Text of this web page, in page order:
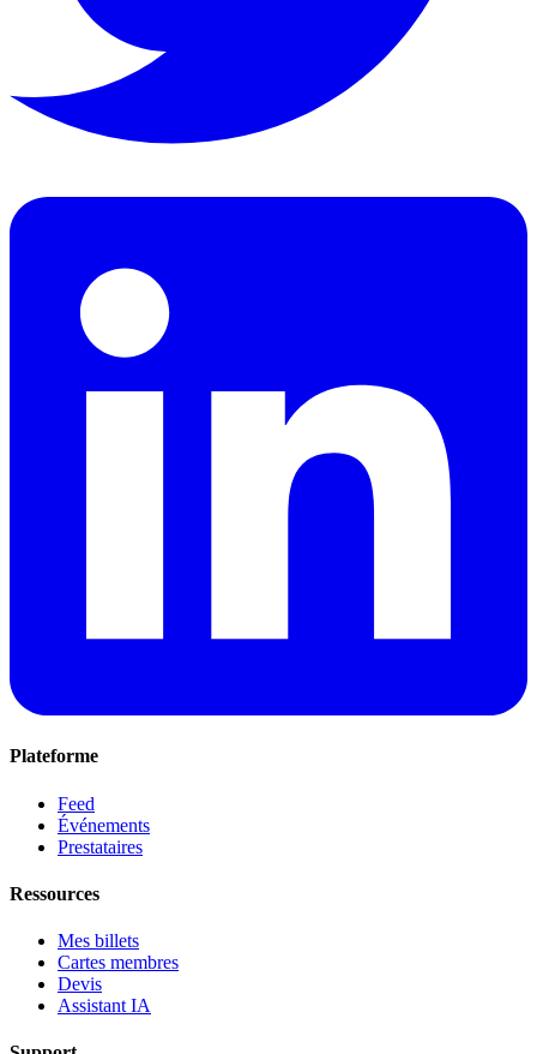
Plateforme
Feed
Événements
Prestataires
Ressources
Mes billets
Cartes membres
Devis
Assistant IA